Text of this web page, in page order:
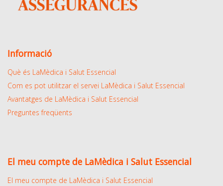
Informació
Què és LaMèdica i Salut Essencial
Com es pot utilitzar el servei LaMèdica i Salut Essencial
Avantatges de LaMèdica i Salut Essencial
Preguntes freqüents
El meu compte de LaMèdica i Salut Essencial
El meu compte de LaMèdica i Salut Essencial